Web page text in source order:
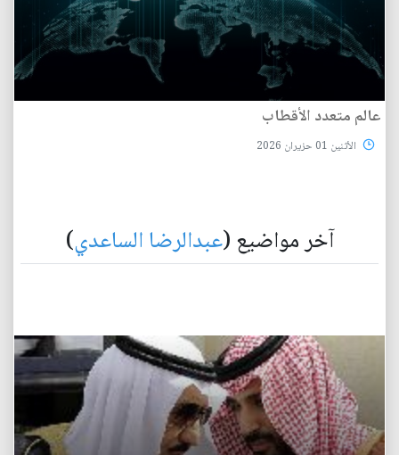
عالم متعدد الأقطاب
الأثنين 01 حزيران 2026
آخر مواضيع (عبدالرضا الساعدي)